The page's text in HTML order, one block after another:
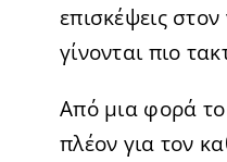
επισκέψεις
γίνονται πιο
Από μια φορά
πλέον για τον